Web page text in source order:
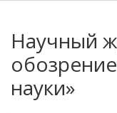
Научный
науки»